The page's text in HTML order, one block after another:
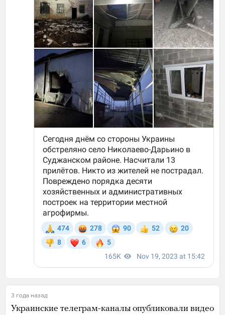
3 года назад
Украинские телеграм-каналы опубликовали видео